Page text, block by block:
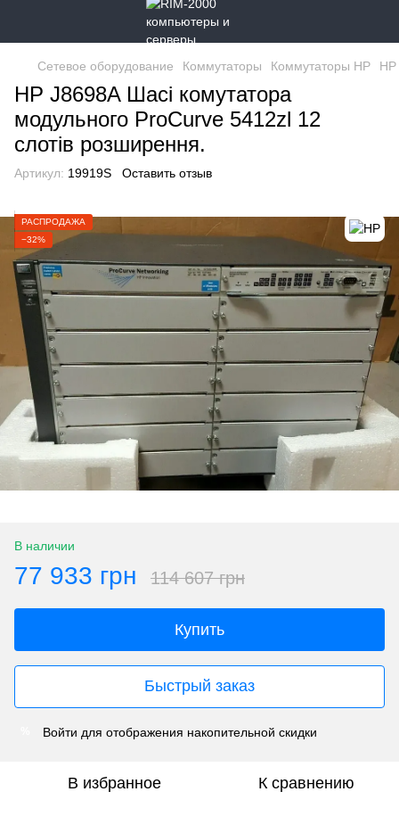
Сетевое оборудование Коммутаторы Коммутаторы HP
HP J8698A Шасі комутатора
модульного ProCurve 5412zl 12
слотів розширення.
Артикул: 19919S Оставить отзыв
РАСПРОДАЖА
−32%
В наличии
77 933 грн 114 607 грн
Купить
Быстрый заказ
Войти для отображения накопительной скидки
В избранное К сравнению